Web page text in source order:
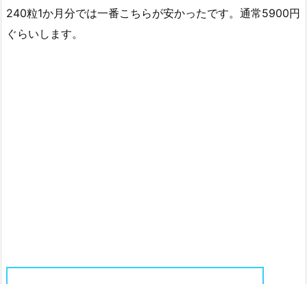
240粒1か月分では一番こちらが安かったです。通常5900円
ぐらいします。